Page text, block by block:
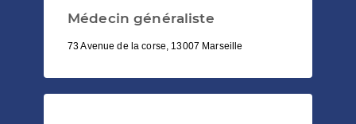
Médecin généraliste
73 Avenue de la corse, 13007 Marseille